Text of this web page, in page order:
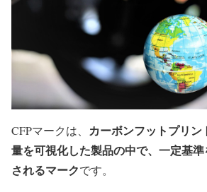
CFPマークは、 カーボンフットプリン
量を可視化した製品の中で、一定基
されるマークです。